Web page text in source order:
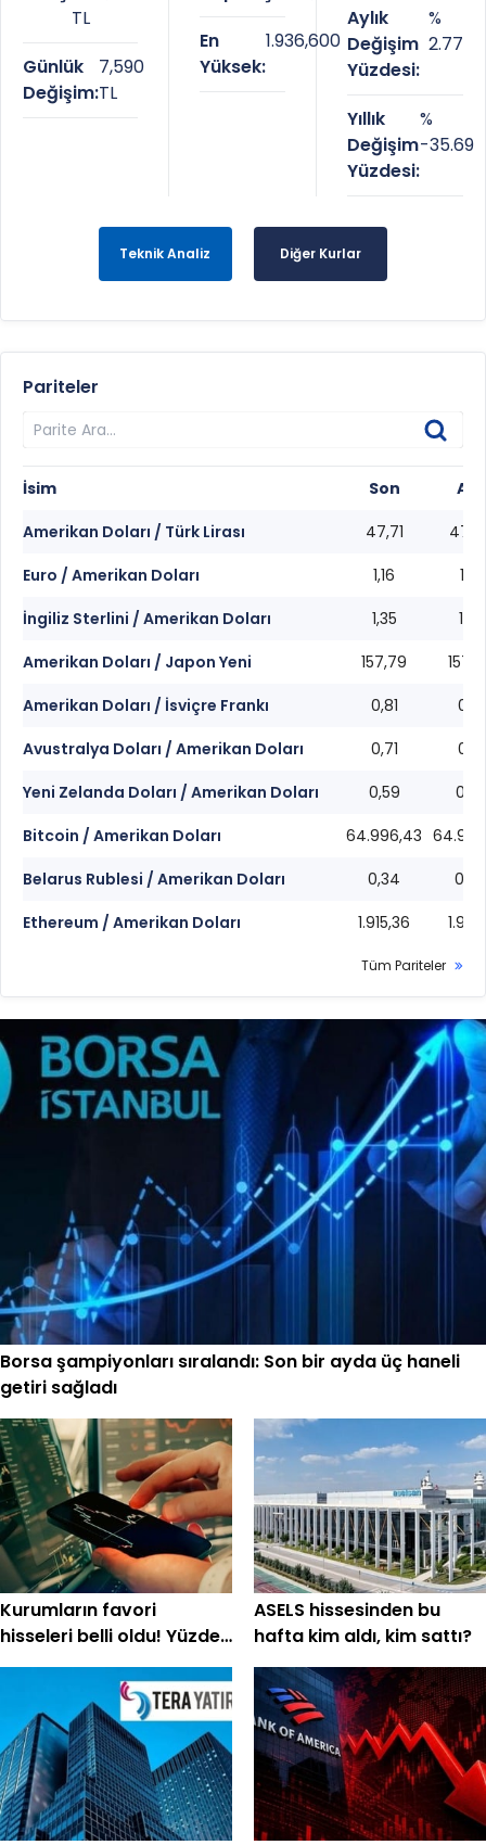
TL
Günlük
Değişim:
7,590
TL
En
Yüksek:
1.936,600
Aylık
Değişim
Yüzdesi:
%
2.77
Yıllık
Değişim
Yüzdesi:
%
-35.69
Teknik Analiz Diğer Kurlar
Pariteler
İsim Son
Alış
Amerikan Doları / Türk Lirası
47,71
Euro / Amerikan Doları
1,16
1,16
İngiliz Sterlini / Amerikan Doları
1,35
1,35
Amerikan Doları / Japon Yeni
157,79
Amerikan Doları / İsviçre Frankı
0,81
0,81
Avustralya Doları / Amerikan Doları
0,71
0,71
Yeni Zelanda Doları / Amerikan Doları
0,59
0,59
Bitcoin / Amerikan Doları
64.996,43
Belarus Rublesi / Amerikan Doları
0,34
0,34
Ethereum / Amerikan Doları
1.915,36
Tüm Pariteler
Borsa şampiyonları sıralandı: Son bir ayda üç haneli
getiri sağladı
Kurumların favori
hisseleri belli oldu! Yüzde
200'e yakın getiri
ASELS hissesinden bu
hafta kim aldı, kim sattı?